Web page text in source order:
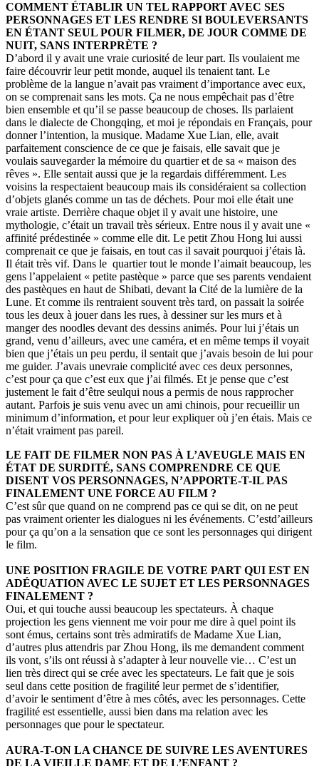
COMMENT ÉTABLIR UN TEL RAPPORT AVEC SES
PERSONNAGES ET LES RENDRE SI BOULEVERSANTS
EN ÉTANT SEUL POUR FILMER, DE JOUR COMME DE
NUIT, SANS INTERPRÈTE ?
D’abord il y avait une vraie curiosité de leur part. Ils voulaient me
faire découvrir leur petit monde, auquel ils tenaient tant. Le
problème de la langue n’avait pas vraiment d’importance avec eux,
on se comprenait sans les mots. Ça ne nous empêchait pas d’être
bien ensemble et qu’il se passe beaucoup de choses. Ils parlaient
dans le dialecte de Chongqing, et moi je répondais en Français, pour
donner l’intention, la musique. Madame Xue Lian, elle, avait
parfaitement conscience de ce que je faisais, elle savait que je
voulais sauvegarder la mémoire du quartier et de sa « maison des
rêves ». Elle sentait aussi que je la regardais différemment. Les
voisins la respectaient beaucoup mais ils considéraient sa collection
d’objets glanés comme un tas de déchets. Pour moi elle était une
vraie artiste. Derrière chaque objet il y avait une histoire, une
mythologie, c’était un travail très sérieux. Entre nous il y avait une «
affinité prédestinée » comme elle dit. Le petit Zhou Hong lui aussi
comprenait ce que je faisais, en tout cas il savait pourquoi j’étais là.
Il était très vif. Dans le quartier tout le monde l’aimait beaucoup, les
gens l’appelaient « petite pastèque » parce que ses parents vendaient
des pastèques en haut de Shibati, devant la Cité de la lumière de la
Lune. Et comme ils rentraient souvent très tard, on passait la soirée
tous les deux à jouer dans les rues, à dessiner sur les murs et à
manger des noodles devant des dessins animés. Pour lui j’étais un
grand, venu d’ailleurs, avec une caméra, et en même temps il voyait
bien que j’étais un peu perdu, il sentait que j’avais besoin de lui pour
me guider. J’avais unevraie complicité avec ces deux personnes,
c’est pour ça que c’est eux que j’ai filmés. Et je pense que c’est
justement le fait d’être seulqui nous a permis de nous rapprocher
autant. Parfois je suis venu avec un ami chinois, pour recueillir un
minimum d’information, et pour leur expliquer où j’en étais. Mais ce
n’était vraiment pas pareil.
LE FAIT DE FILMER NON PAS À L’AVEUGLE MAIS EN
ÉTAT DE SURDITÉ, SANS COMPRENDRE CE QUE
DISENT VOS PERSONNAGES, N’APPORTE-T-IL PAS
FINALEMENT UNE FORCE AU FILM ?
C’est sûr que quand on ne comprend pas ce qui se dit, on ne peut
pas vraiment orienter les dialogues ni les événements. C’estd’ailleurs
pour ça qu’on a la sensation que ce sont les personnages qui dirigent
le film.
UNE POSITION FRAGILE DE VOTRE PART QUI EST EN
ADÉQUATION AVEC LE SUJET ET LES PERSONNAGES
FINALEMENT ?
Oui, et qui touche aussi beaucoup les spectateurs. À chaque
projection les gens viennent me voir pour me dire à quel point ils
sont émus, certains sont très admiratifs de Madame Xue Lian,
d’autres plus attendris par Zhou Hong, ils me demandent comment
ils vont, s’ils ont réussi à s’adapter à leur nouvelle vie… C’est un
lien très direct qui se crée avec les spectateurs. Le fait que je sois
seul dans cette position de fragilité leur permet de s’identifier,
d’avoir le sentiment d’être à mes côtés, avec les personnages. Cette
fragilité est essentielle, aussi bien dans ma relation avec les
personnages que pour le spectateur.
AURA-T-ON LA CHANCE DE SUIVRE LES AVENTURES
DE LA VIEILLE DAME ET DE L’ENFANT ?